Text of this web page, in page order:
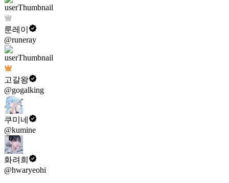
룬레이
@runeray
고갈왕
@gogalking
쿠미네
@kumine
화려희
@hwaryeohi